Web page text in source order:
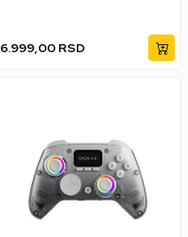
6.999,00 RSD